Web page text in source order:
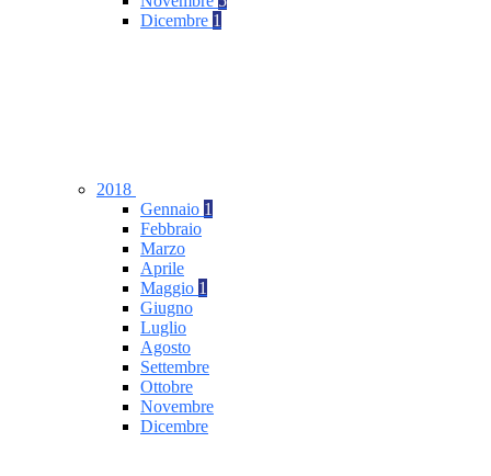
Dicembre 1
2018
Gennaio 1
Febbraio
Marzo
Aprile
Maggio 1
Giugno
Luglio
Agosto
Settembre
Ottobre
Novembre
Dicembre